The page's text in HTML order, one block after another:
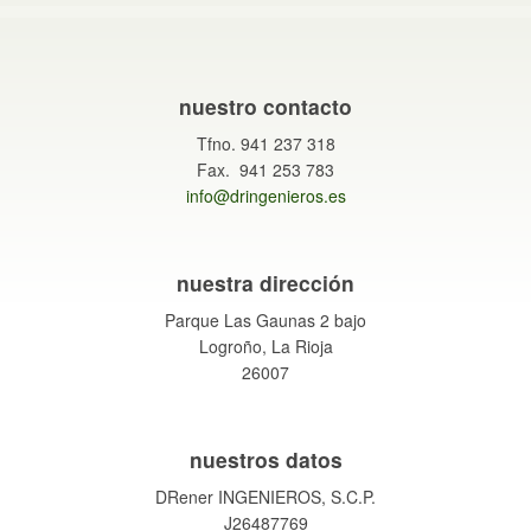
nuestro contacto
Tfno. 941 237 318
Fax. 941 253 783
info@dringenieros.es
nuestra dirección
Parque Las Gaunas 2 bajo
Logroño, La Rioja
26007
nuestros datos
DRener INGENIEROS, S.C.P.
J26487769